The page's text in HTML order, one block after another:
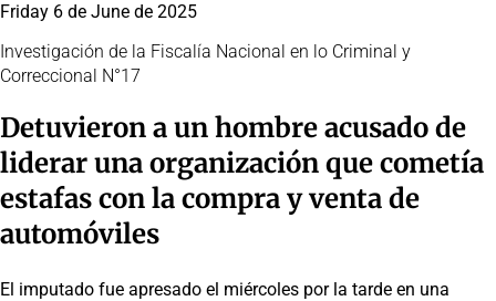
Friday 6 de June de 2025
Investigación de la Fiscalía Nacional en lo Criminal y
Correccional N°17
Detuvieron a un hombre acusado de
liderar una organización que cometía
estafas con la compra y venta de
automóviles
El imputado fue apresado el miércoles por la tarde en una